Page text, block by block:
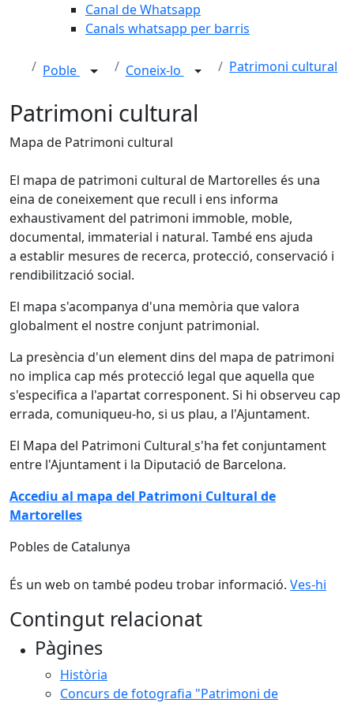
Canal de Whatsapp
Canals whatsapp per barris
Poble Coneix-lo Patrimoni cultural
Patrimoni cultural
Mapa de Patrimoni cultural
El mapa de patrimoni cultural de Martorelles és una
eina de coneixement que recull i ens informa
exhaustivament del patrimoni immoble, moble,
documental, immaterial i natural. També ens ajuda
a establir mesures de recerca, protecció, conservació i
rendibilització social.
El mapa s'acompanya d'una memòria que valora
globalment el nostre conjunt patrimonial.
La presència d'un element dins del mapa de patrimoni
no implica cap més protecció legal que aquella que
s'especifica a l'apartat corresponent. Si hi observeu cap
errada, comuniqueu-ho, si us plau, a l'Ajuntament.
El Mapa del Patrimoni Cultural s'ha fet conjuntament
entre l'Ajuntament i la Diputació de Barcelona.
Accediu al mapa del Patrimoni Cultural de
Martorelles
Pobles de Catalunya
És un web on també podeu trobar informació. Ves-hi
Contingut relacionat
Pàgines
Història
Concurs de fotografia "Patrimoni de